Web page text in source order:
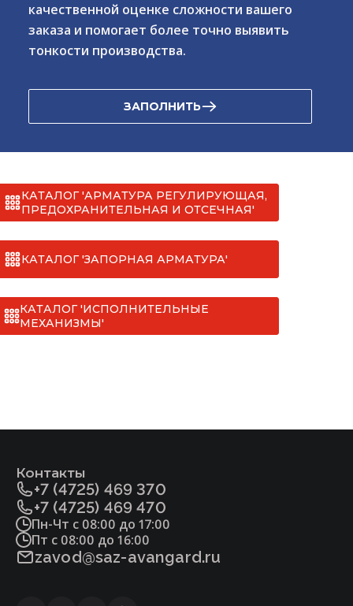
качественной оценке сложности вашего
заказа и помогает более точно выявить
тонкости производства.
ЗАПОЛНИТЬ
КАТАЛОГ 'АРМАТУРА РЕГУЛИРУЮЩАЯ,
ПРЕДОХРАНИТЕЛЬНАЯ И ОТСЕЧНАЯ'
КАТАЛОГ 'ЗАПОРНАЯ АРМАТУРА'
КАТАЛОГ 'ИСПОЛНИТЕЛЬНЫЕ
МЕХАНИЗМЫ'
Контакты
+7 (4725) 469 370
+7 (4725) 469 470
Пн-Чт с 08:00 до 17:00
Пт с 08:00 до 16:00
zavod@saz-avangard.ru